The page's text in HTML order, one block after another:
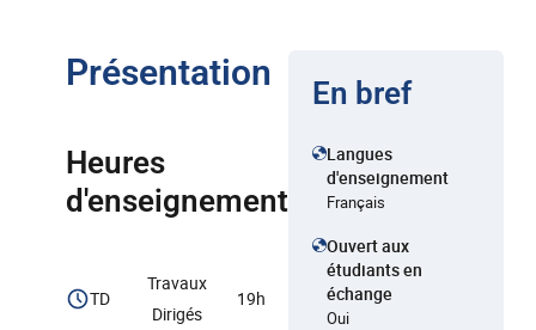
Présentation
Heures
d'enseignement
TD
Travaux
Dirigés
19h
En bref
Langues
d'enseignement
Français
Ouvert aux
étudiants en
échange
Oui